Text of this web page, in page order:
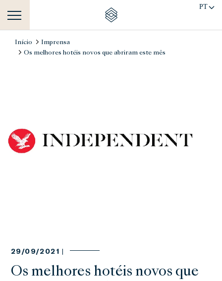
PT
Início
Imprensa
Os melhores hotéis novos que abriram este mês
29/09/2021 |
Os melhores hotéis novos que